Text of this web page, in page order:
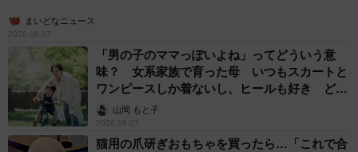
まいどなニュース
2026.08.07
「男の子のママっぽいよね」ってどういう意
味？ 女系家族で育った母 いつもスカートと
ワンピースしか着ないし、ヒールも好き どの
へんが…
山岡 もと子
2026.08.07
猫用の爪研ぎおもちゃを買ったら…「これで合